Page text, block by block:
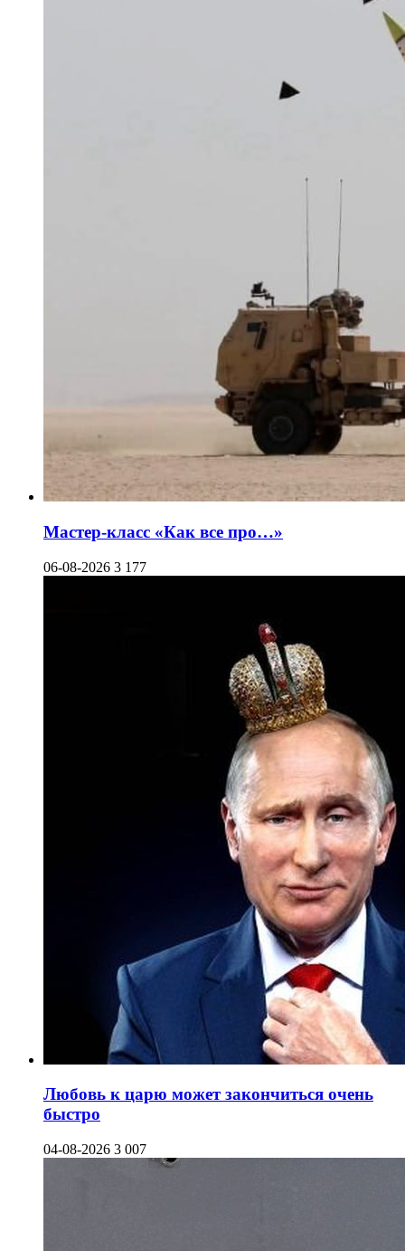
Мастер-класс «Как все про…»
06-08-2026 3 177
Любовь к царю может закончиться очень
быстро
04-08-2026 3 007